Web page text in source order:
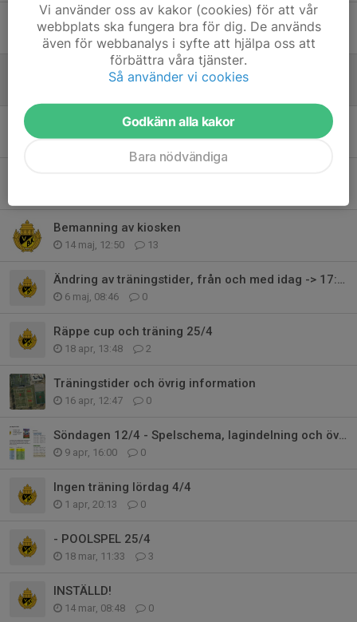
Kabecupen - ang förra kallelsen
9 jun, 16:24
Poolspel/ cup ⚽️
Söndagen - kiosken
28 maj, 17:41 7
Bemanning av kiosken
14 maj, 12:50 13
Ändring av träningstider, från och med idag -> 17:30-18:30
6 maj, 08:46 0
Räppe cup och träning 25/4
18 apr, 13:48 2
Träningstider och övrig information
16 apr, 12:47 0
Söndagen 12/4 - Spelschema, lagindelning och övrig information..
9 apr, 16:00 0
Ingen träning lördag 4/4
1 apr, 20:13 0
- POOLSPEL 25/4
18 mar, 11:33 3
INSTÄLLD!
14 mar, 08:48 0
Vi använder oss av kakor (cookies) för att vår
webbplats ska fungera bra för dig. De används
även för webbanalys i syfte att hjälpa oss att
förbättra våra tjänster.
Så använder vi cookies
Godkänn alla kakor
Bara nödvändiga